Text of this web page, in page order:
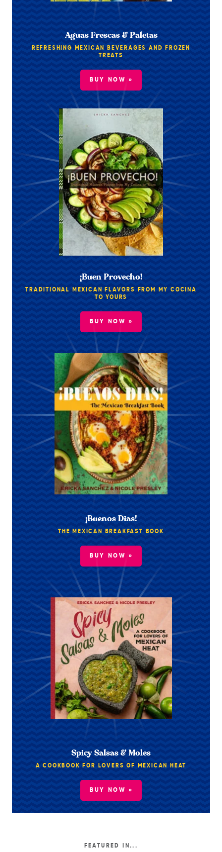
Aguas Frescas & Paletas
REFRESHING MEXICAN BEVERAGES AND FROZEN
TREATS
BUY NOW »
¡Buen Provecho!
TRADITIONAL MEXICAN FLAVORS FROM MY COCINA
TO YOURS
BUY NOW »
¡Buenos Dias!
THE MEXICAN BREAKFAST BOOK
BUY NOW »
Spicy Salsas & Moles
A COOKBOOK FOR LOVERS OF MEXICAN HEAT
BUY NOW »
FEATURED IN...